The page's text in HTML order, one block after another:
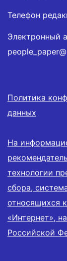
Телефон
Электронный
Политика
данных
На
технологии
сбора,
относящихся
«Интернет»,
Российской